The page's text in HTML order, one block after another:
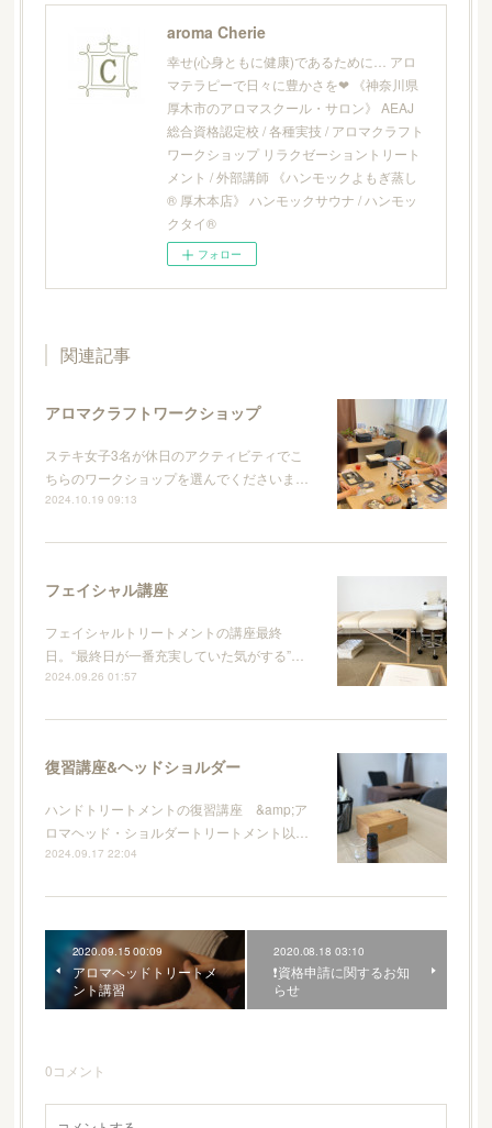
aroma Cherie
幸せ(心身ともに健康)であるために… アロ
マテラピーで日々に豊かさを❤︎ 《神奈川県
厚木市のアロマスクール・サロン》 AEAJ
総合資格認定校 / 各種実技 / アロマクラフト
ワークショップ リラクゼーショントリート
メント / 外部講師 《ハンモックよもぎ蒸し
® 厚木本店》 ハンモックサウナ / ハンモッ
クタイ®
フォロー
関連記事
アロマクラフトワークショップ
ステキ女子3名が休日のアクティビティでこ
ちらのワークショップを選んでくださいま…
2024.10.19 09:13
フェイシャル講座
フェイシャルトリートメントの講座最終
日。“最終日が一番充実していた気がする”…
2024.09.26 01:57
復習講座&ヘッドショルダー
ハンドトリートメントの復習講座 &amp;ア
ロマヘッド・ショルダートリートメント以…
2024.09.17 22:04
2020.09.15 00:09
アロマヘッドトリートメ
ント講習
2020.08.18 03:10
❗️資格申請に関するお知
らせ
0コメント